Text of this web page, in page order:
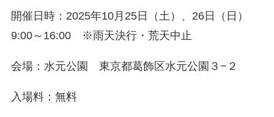
開催日時：2025年10月25日（土）、26日（日）
9:00～16:00 ※雨天決行・荒天中止
会場：水元公園 東京都葛飾区水元公園３−２
入場料：無料